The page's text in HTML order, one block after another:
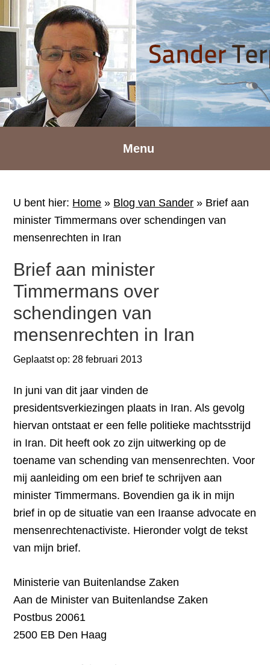
Spring
naar
hoofdnavigatie
naar
hoofd
inhoud
Spring
naar
voettekst
Menu
U bent hier: Home » Blog van Sander » Brief aan
minister Timmermans over schendingen van
mensenrechten in Iran
Brief aan minister
Timmermans over
schendingen van
mensenrechten in Iran
Geplaatst op: 28 februari 2013
In juni van dit jaar vinden de
presidentsverkiezingen plaats in Iran. Als gevolg
hiervan ontstaat er een felle politieke machtsstrijd
in Iran. Dit heeft ook zo zijn uitwerking op de
toename van schending van mensenrechten. Voor
mij aanleiding om een brief te schrijven aan
minister Timmermans. Bovendien ga ik in mijn
brief in op de situatie van een Iraanse advocate en
mensenrechtenactiviste. Hieronder volgt de tekst
van mijn brief.
Ministerie van Buitenlandse Zaken
Aan de Minister van Buitenlandse Zaken
Postbus 20061
2500 EB Den Haag